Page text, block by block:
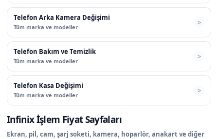
Telefon Arka Kamera Değişimi
Tüm marka ve modeller
Telefon Bakım ve Temizlik
Tüm marka ve modeller
Telefon Kasa Değişimi
Tüm marka ve modeller
Infinix İşlem Fiyat Sayfaları
Ekran, pil, cam, şarj soketi, kamera, hoparlör, anakart ve diğer